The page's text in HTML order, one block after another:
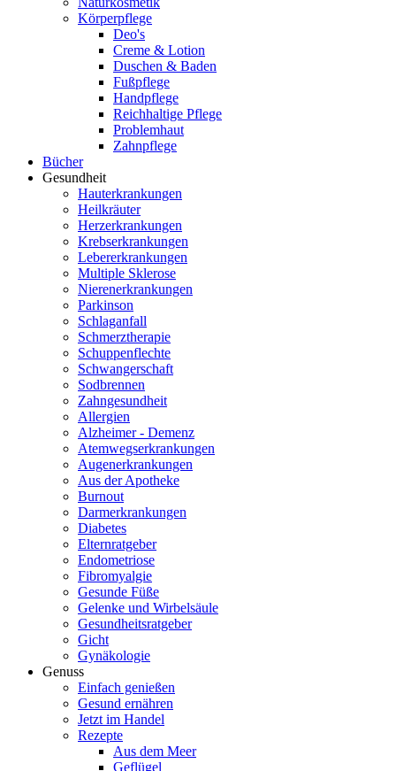
Körperpflege
Deo's
Creme & Lotion
Duschen & Baden
Fußpflege
Handpflege
Reichhaltige Pflege
Problemhaut
Zahnpflege
Bücher
Gesundheit
Hauterkrankungen
Heilkräuter
Herzerkrankungen
Krebserkrankungen
Lebererkrankungen
Multiple Sklerose
Nierenerkrankungen
Parkinson
Schlaganfall
Schmerztherapie
Schuppenflechte
Schwangerschaft
Sodbrennen
Zahngesundheit
Allergien
Alzheimer - Demenz
Atemwegserkrankungen
Augenerkrankungen
Aus der Apotheke
Burnout
Darmerkrankungen
Diabetes
Elternratgeber
Endometriose
Fibromyalgie
Gesunde Füße
Gelenke und Wirbelsäule
Gesundheitsratgeber
Gicht
Gynäkologie
Genuss
Einfach genießen
Gesund ernähren
Jetzt im Handel
Rezepte
Aus dem Meer
Geflügel